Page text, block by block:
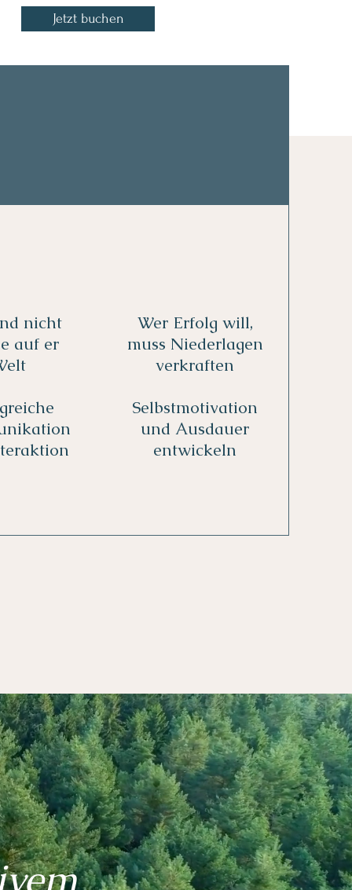
Jetzt buchen
nicht
auf er
Wer Erfolg will,
muss Niederlagen
verkraften
Selbstmotivation
und Ausdauer
entwickeln